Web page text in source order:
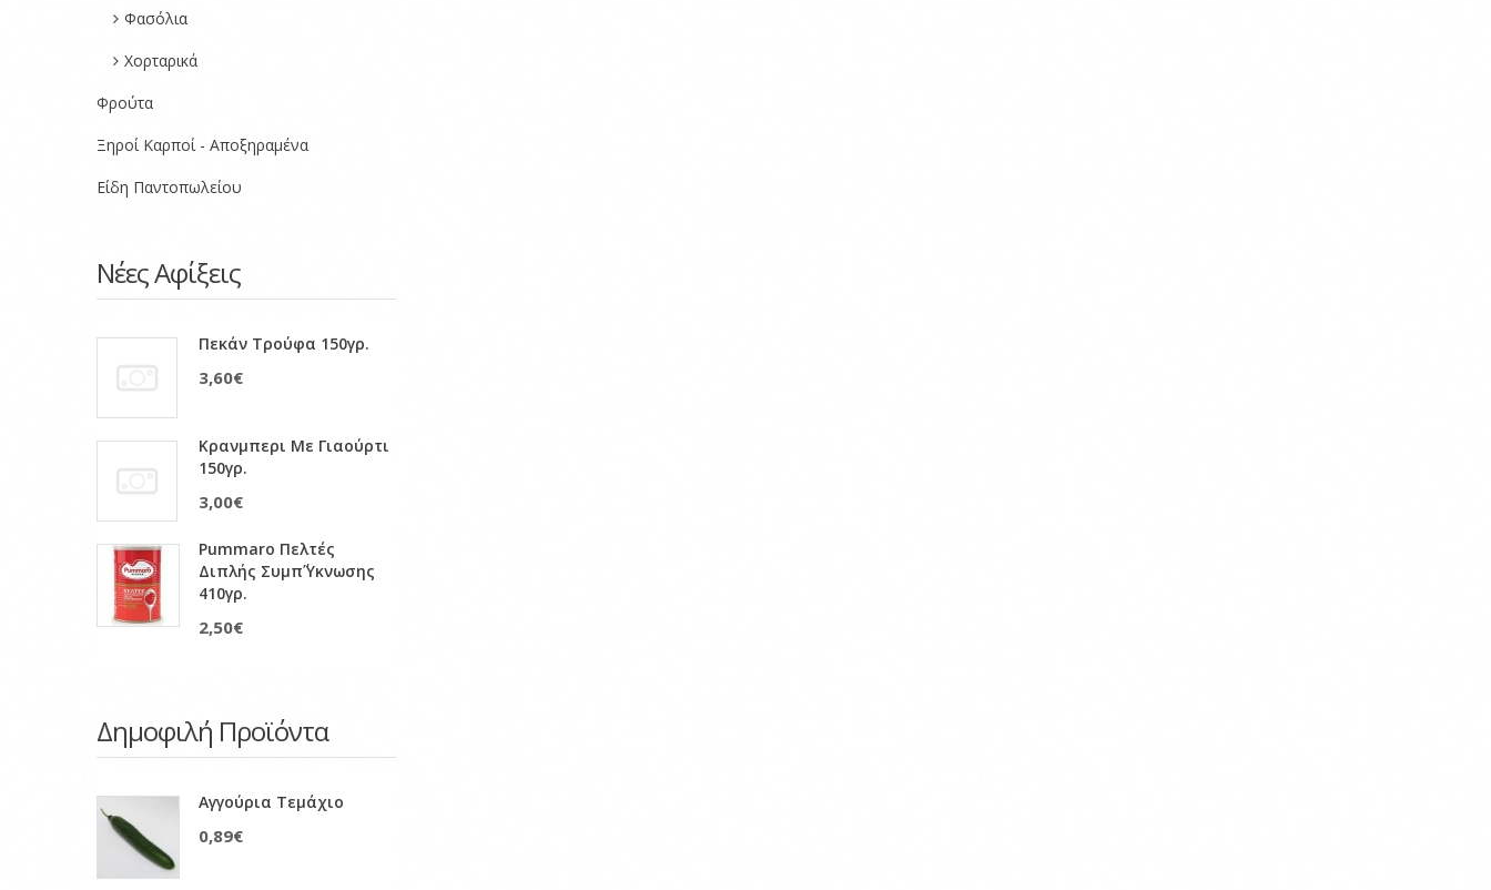
Φασόλια
Χορταρικά
Φρούτα
Ξηροί Καρποί - Αποξηραμένα
Είδη Παντοπωλείου
Νέες Αφίξεις
Πεκάν Τρούφα 150γρ.
3,60€
Κρανμπερι Με Γιαούρτι
150γρ.
3,00€
Pummaro Πελτές
Διπλής Συμπ΄ύκνωσης
410γρ.
2,50€
Δημοφιλή Προϊόντα
Αγγούρια Τεμάχιο
0,89€